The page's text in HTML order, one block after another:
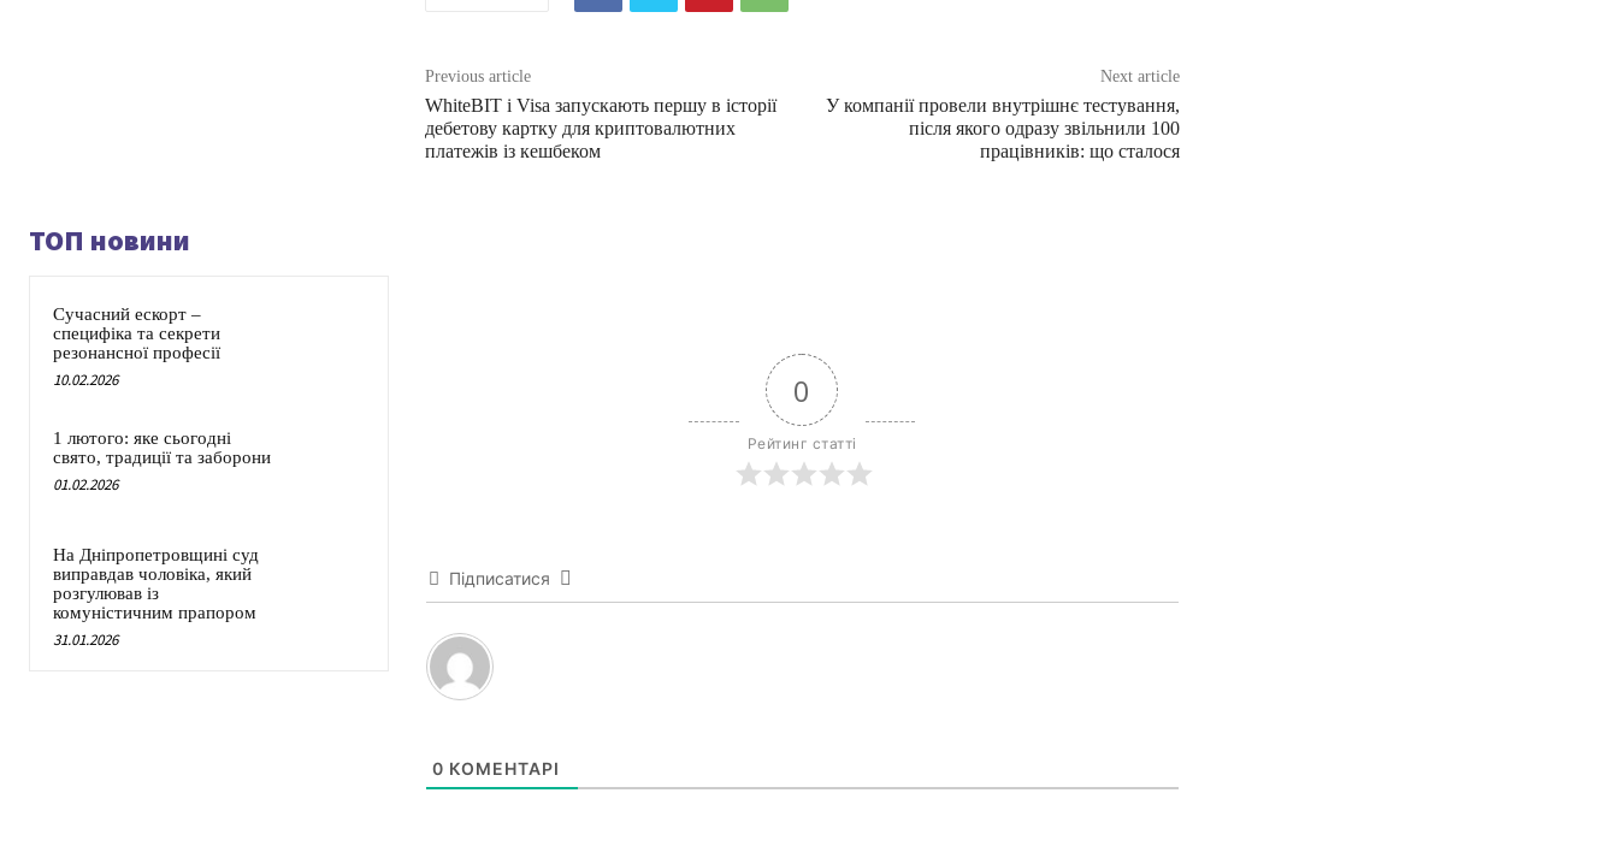
Previous article
WhiteBIT і Visa запускають першу в історії
дебетову картку для криптовалютних
платежів із кешбеком
Next article
У компанії провели внутрішнє тестування,
після якого одразу звільнили 100
працівників: що сталося
ТОП новини
Сучасний ескорт –
специфіка та секрети
резонансної професії
10.02.2026
1 лютого: яке сьогодні
свято, традиції та заборони
01.02.2026
На Дніпропетровщині суд
виправдав чоловіка, який
розгулював із
комуністичним прапором
31.01.2026
0
Рейтинг статті
Підписатися
0 КОМЕНТАРІ